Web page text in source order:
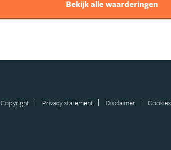
Bekijk alle waarderingen
Copyright Privacy statement Disclaimer
Cookies